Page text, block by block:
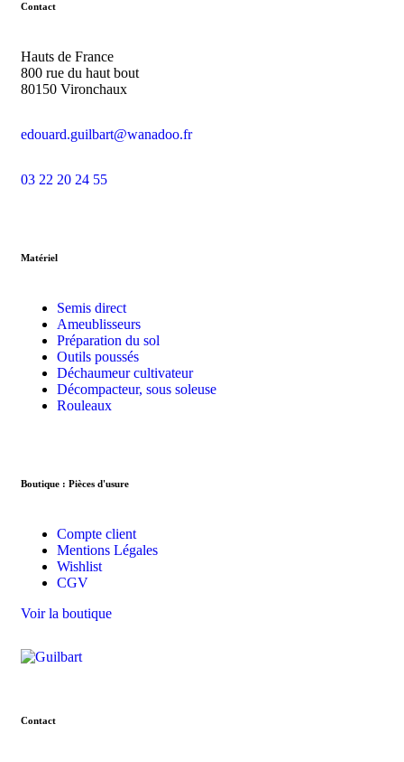
Contact
Hauts de France
800 rue du haut bout
80150 Vironchaux
edouard.guilbart@wanadoo.fr
03 22 20 24 55
Matériel
Semis direct
Ameublisseurs
Préparation du sol
Outils poussés
Déchaumeur cultivateur
Décompacteur, sous soleuse
Rouleaux
Boutique : Pièces d'usure
Compte client
Mentions Légales
Wishlist
CGV
Voir la boutique
Contact